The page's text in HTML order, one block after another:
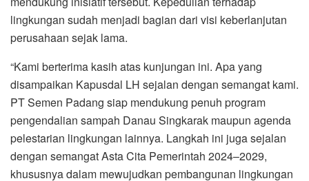
lingkungan sudah menjadi bagian dari visi keberlanjutan
perusahaan sejak lama.
“Kami berterima kasih atas kunjungan ini. Apa yang
disampaikan Kapusdal LH sejalan dengan semangat kami.
PT Semen Padang siap mendukung penuh program
pengendalian sampah Danau Singkarak maupun agenda
pelestarian lingkungan lainnya. Langkah ini juga sejalan
dengan semangat Asta Cita Pemerintah 2024–2029,
khususnya dalam mewujudkan pembangunan lingkungan